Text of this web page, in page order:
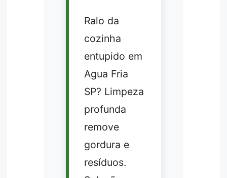
Ralo da
cozinha
entupido em
Agua Fria
SP? Limpeza
profunda
remove
gordura e
resíduos.